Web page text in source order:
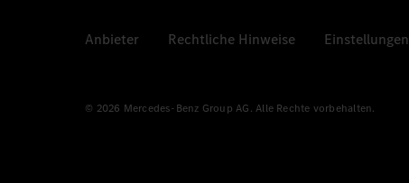
Anbieter Rechtliche Hinweise Einstellungen
© 2026 Mercedes-Benz Group AG. Alle Rechte vorbehalten.